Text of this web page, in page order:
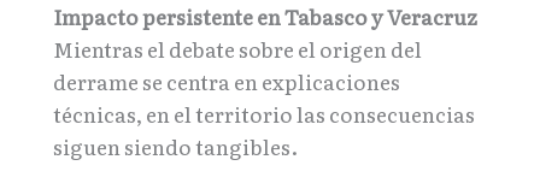
Impacto persistente en Tabasco y Veracruz
Mientras el debate sobre el origen del
derrame se centra en explicaciones
técnicas, en el territorio las consecuencias
siguen siendo tangibles.